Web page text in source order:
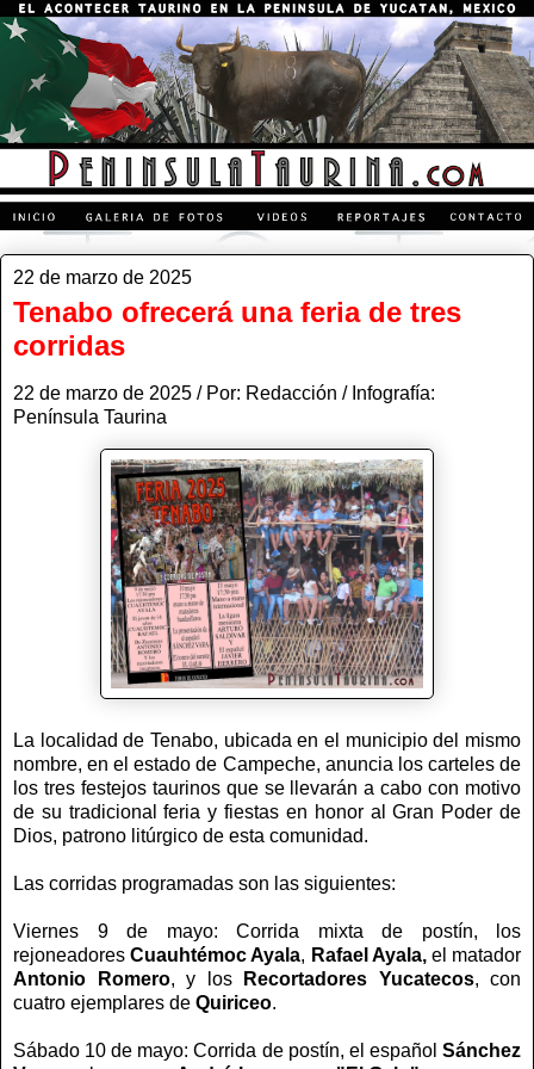
22 de marzo de 2025
Tenabo ofrecerá una feria de tres
corridas
22 de marzo de 2025 / Por: Redacción / Infografía:
Península Taurina
La localidad de Tenabo, ubicada en el municipio del mismo
nombre, en el estado de Campeche, anuncia los carteles de
los tres festejos taurinos que se llevarán a cabo con motivo
de su tradicional feria y fiestas en honor al Gran Poder de
Dios, patrono litúrgico de esta comunidad.
Las corridas programadas son las siguientes:
Viernes 9 de mayo: Corrida mixta de postín, los
rejoneadoresCuauhtémoc Ayala, Rafael Ayala,el matador
Antonio Romero, y los Recortadores Yucatecos, con
cuatro ejemplares de Quiriceo.
Sábado 10 de mayo: Corrida de postín, el español Sánchez